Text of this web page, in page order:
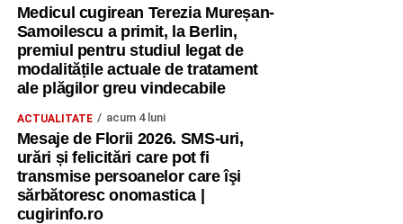
Medicul cugirean Terezia Mureșan-
Samoilescu a primit, la Berlin,
premiul pentru studiul legat de
modalitățile actuale de tratament
ale plăgilor greu vindecabile
ACTUALITATE acum 4 luni
Mesaje de Florii 2026. SMS-uri,
urări și felicitări care pot fi
transmise persoanelor care îşi
sărbătoresc onomastica |
cugirinfo.ro